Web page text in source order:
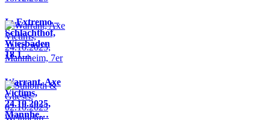
In Extremo –
Schlachthof,
Wiesbaden
18.1…
Warrant, Axe
Victims,
24.10.2025,
Mannhe…